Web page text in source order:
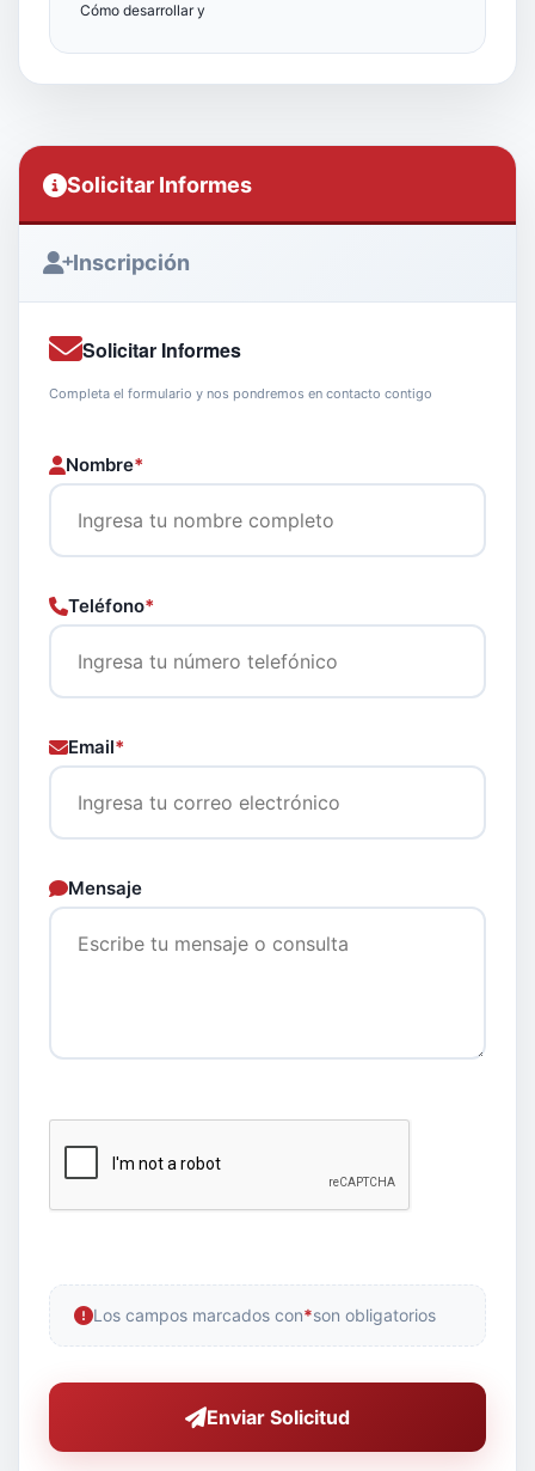
Cómo desarrollar y
Solicitar Informes
Inscripción
Solicitar Informes
Completa el formulario y nos pondremos en contacto contigo
Nombre*
Teléfono*
Email*
Mensaje
Los campos marcados con*son obligatorios
Enviar Solicitud